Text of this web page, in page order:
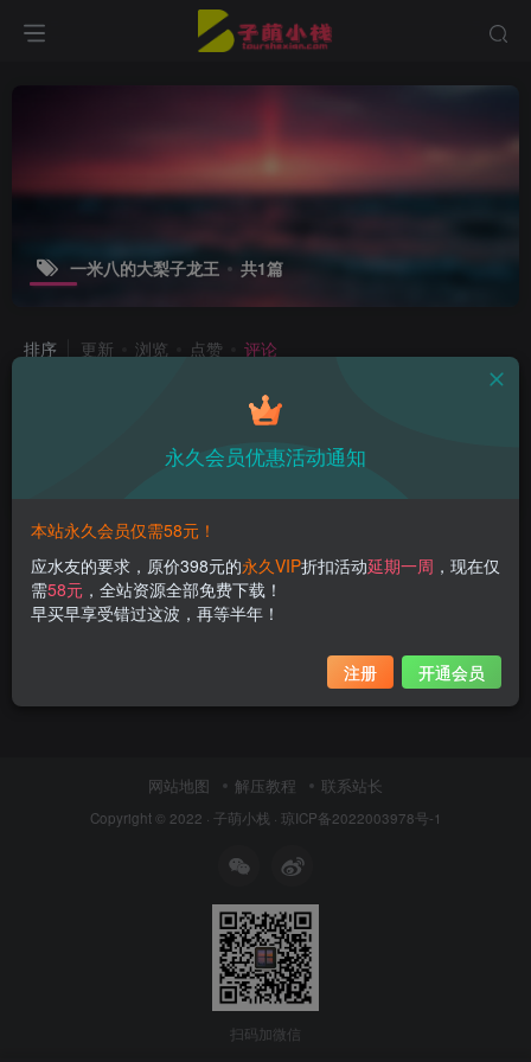
一米八的大梨子龙王 共1篇
排序 更新 浏览 点赞 评论
一米八的大梨子最新精选图集 时崎狂
三给你拜年了
付费资源 ￥12.9 精选合集
网站地图 解压教程 联系站长
Copyright © 2022 · 子萌小栈 · 琼ICP备2022003978号-1
扫码加微信
永久会员优惠活动通知
本站永久会员仅需58元！
应水友的要求，原价398元的永久VIP折扣活动延期一周 ，现在仅
需58元 ，全站资源全部免费下载！
早买早享受错过这波，再等半年！
注册 开通会员